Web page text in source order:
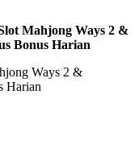
Mahjong Ways 2 &
Bonus Harian
Ways 2 &
Harian